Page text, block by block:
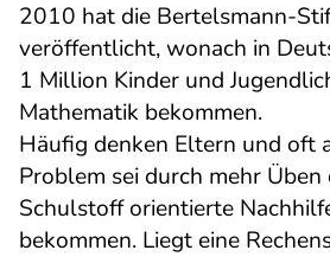
2010 hat die Bertelsmann-
veröffentlicht, wonach in
1 Million Kinder und
Mathematik bekommen.
Häufig denken Eltern und oft
Problem sei durch mehr Üben
Schulstoff orientierte
bekommen. Liegt eine